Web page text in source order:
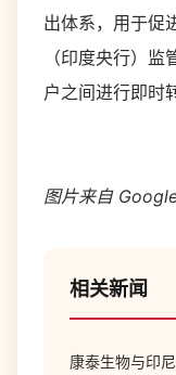
出体系，用于促
（印度央行）
户之间进行即时
图片来自
相关新闻
康泰生物与印